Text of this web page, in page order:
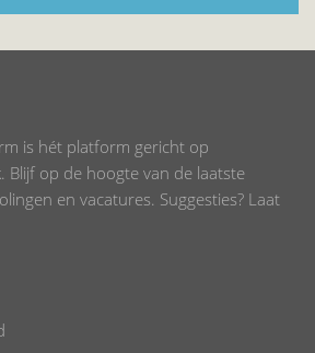
is hét platform gericht op
Blijf op de hoogte van de laatste
en vacatures. Suggesties? Laat